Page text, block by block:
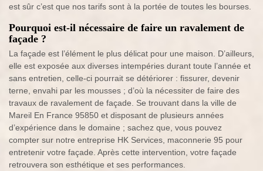
est sûr c’est que nos tarifs sont à la portée de toutes les bourses.
Pourquoi est-il nécessaire de faire un ravalement de
façade ?
La façade est l’élément le plus délicat pour une maison. D’ailleurs,
elle est exposée aux diverses intempéries durant toute l’année et
sans entretien, celle-ci pourrait se détériorer : fissurer, devenir
terne, envahi par les mousses ; d’où la nécessiter de faire des
travaux de ravalement de façade. Se trouvant dans la ville de
Mareil En France 95850 et disposant de plusieurs années
d’expérience dans le domaine ; sachez que, vous pouvez
compter sur notre entreprise HK Services, maconnerie 95 pour
entretenir votre façade. Après cette intervention, votre façade
retrouvera son esthétique et ses performances.